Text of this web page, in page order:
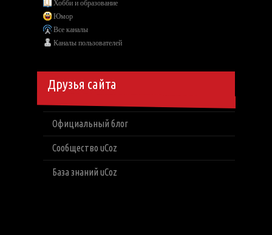
Хобби и образование
Юмор
Все каналы
Каналы пользователей
Друзья сайта
Официальный блог
Сообщество uCoz
База знаний uCoz